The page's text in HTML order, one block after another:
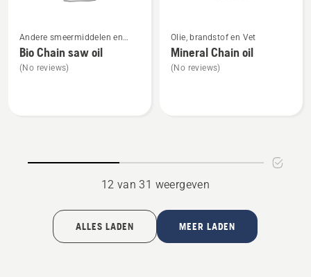
meer
details
over
Andere smeermiddelen en
oliën
Bio Chain saw oil
(No reviews)
meer
details
over
Olie, brandstof en Vet
Mineral Chain oil
(No reviews)
12 van 31 weergeven
ALLES LADEN MEER LADEN